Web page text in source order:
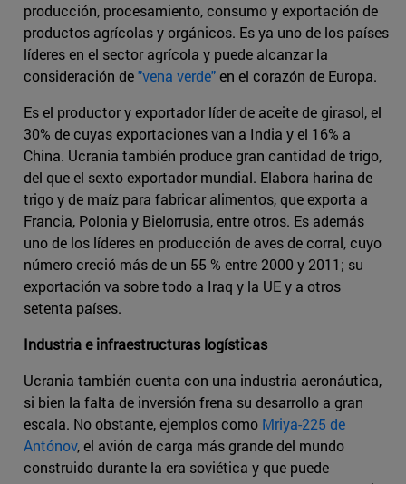
producción, procesamiento, consumo y exportación de
productos agrícolas y orgánicos. Es ya uno de los países
líderes en el sector agrícola y puede alcanzar la
consideración de"vena verde"en el corazón de Europa.
Es el productor y exportador líder de aceite de girasol, el
30% de cuyas exportaciones van a India y el 16% a
China. Ucrania también produce gran cantidad de trigo,
del que el sexto exportador mundial. Elabora harina de
trigo y de maíz para fabricar alimentos, que exporta a
Francia, Polonia y Bielorrusia, entre otros. Es además
uno de los líderes en producción de aves de corral, cuyo
número creció más de un 55 % entre 2000 y 2011; su
exportación va sobre todo a Iraq y la UE y a otros
setenta países.
Industria e infraestructuras logísticas
Ucrania también cuenta con una industria aeronáutica,
si bien la falta de inversión frena su desarrollo a gran
escala. No obstante, ejemplos como Mriya-225 de
Antónov, el avión de carga más grande del mundo
construido durante la era soviética y que puede